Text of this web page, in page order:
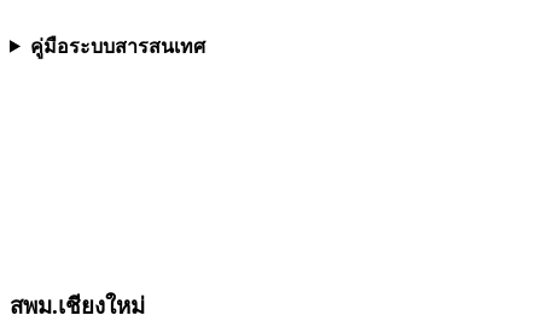
คู่มือระบบสารสนเทศ
สพม.เชียงใหม่